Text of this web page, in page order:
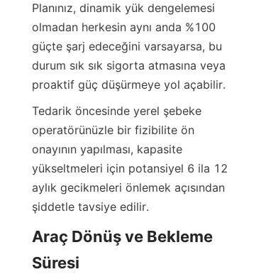
Planınız, dinamik yük dengelemesi
olmadan herkesin aynı anda %100
güçte şarj edeceğini varsayarsa, bu
durum sık sık sigorta atmasına veya
proaktif güç düşürmeye yol açabilir.
Tedarik öncesinde yerel şebeke
operatörünüzle bir fizibilite ön
onayının yapılması, kapasite
yükseltmeleri için potansiyel 6 ila 12
aylık gecikmeleri önlemek açısından
şiddetle tavsiye edilir.
Araç Dönüş ve Bekleme
Süresi